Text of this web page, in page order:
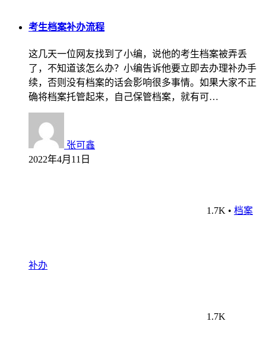
考生档案补办流程
这几天一位网友找到了小编，说他的考生档案被弄丢
了，不知道该怎么办？小编告诉他要立即去办理补办手
续，否则没有档案的话会影响很多事情。如果大家不正
确将档案托管起来，自己保管档案，就有可…
张可鑫
2022年4月11日
1.7K • 档案
补办
1.7K